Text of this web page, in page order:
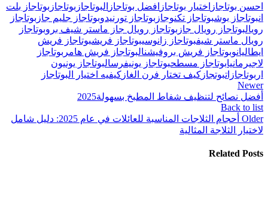
احسن بوتاجاز اختيار بوتاجاز افضل بوتاجاز البوتاجاز بوتاجاز بوتاجاز بلت
انبوتاجاز بوشبوتاجاز تكنوجاز بوتاجاز تورنيدوبوتاجاز جليم جاز بوتاجاز
رويالبوتاجاز رويال جاز بوتاجاز رويال جاز ماستر شيف بروبوتاجاز
رويال ماستر شيفبوتاجاز زانوسيبوتاجاز فريشبوتاجاز فريش
ايطاليانوبوتاجاز فريش بروفيشنالبوتاجاز فريش هامر بوتاجاز
لاجيرمانيابوتاجاز مسطحبوتاجاز يونيفرسالبوتاجاز يونيون
ار بوتاجازاتبوتجاز كيف تختار فرن الغاز كيفيه اختيار البوتاجاز
Newer
أفضل نصائح لتنظيف شفاط المطبخ بسهولة2025
Back to list
Older
أحجام الثلاجات المناسبة للعائلات في عام 2025: دليل شامل
لاختيار الثلاجة المثالية
Related Posts